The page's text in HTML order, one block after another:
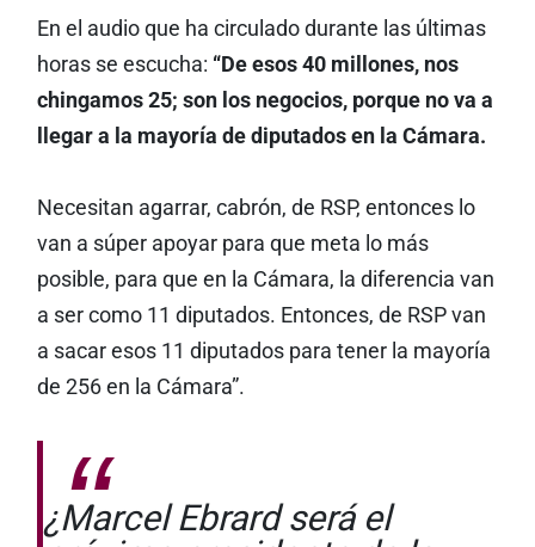
En el audio que ha circulado durante las últimas
horas se escucha: “De esos 40 millones, nos
chingamos 25; son los negocios, porque no va a
llegar a la mayoría de diputados en la Cámara.
Necesitan agarrar, cabrón, de RSP, entonces lo
van a súper apoyar para que meta lo más
posible, para que en la Cámara, la diferencia van
a ser como 11 diputados. Entonces, de RSP van
a sacar esos 11 diputados para tener la mayoría
de 256 en la Cámara”.
¿Marcel Ebrard será el